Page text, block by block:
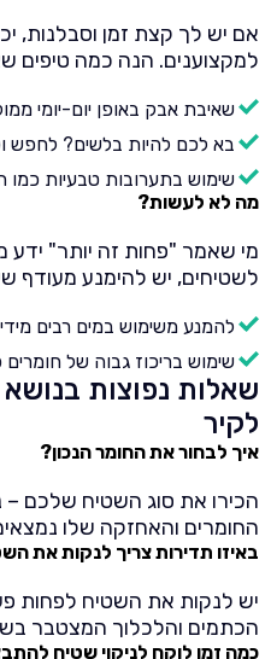
אם יש לך קצת זמן וסבלנות,
למקצוענים. הנה כמה טיפים
שאיבת אבק באופן יום-יומי
בא לכם להיות בלשים? לחפש
שימוש בתערובות טבעיות כמו
מה לא לעשות?
מי שאמר "פחות זה יותר" ידע
לשטיחים, יש להימנע מעודף
להמנע משימוש במים רבים
שימוש בריכוז גבוה של
שאלות נפוצות בנושא
לקיר
איך לבחור את החומר הנכון?
הכירו את סוג השטיח שלכם –
החומרים והאחזקה שלו נמצאים
באיזו תדירות צריך לנקות את
יש לנקות את השטיח לפחות
הכתמים והלכלוך המצטבר
כמה זמן לוקח לניקוי שטיח